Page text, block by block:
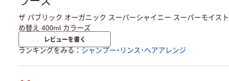
ザ パブリック オーガニック スーパーシャイニー スーパーモイス
め替え 400ml カラーズ
レビューを書く
ランキングをみる シャンプー・リンス・ヘアアレンジ